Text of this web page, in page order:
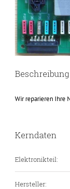
Beschreibung
Wir reparieren Ihre
Kerndaten
Elektronikteil:
Hersteller: